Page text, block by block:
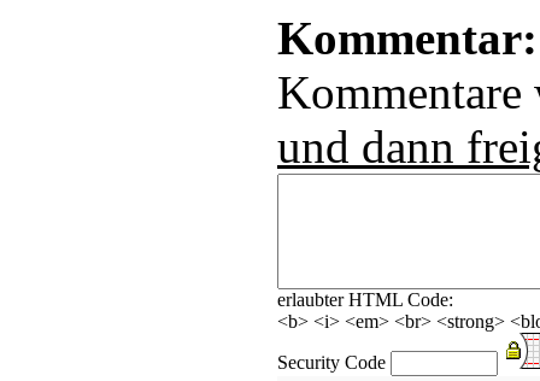
Kommentar:
und dann
erlaubter HTML Code:
<b> <i> <em> <br> <strong>
Security Code